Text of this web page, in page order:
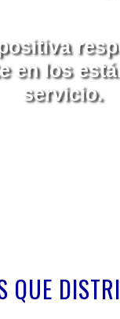
en los
servicio.
QUE